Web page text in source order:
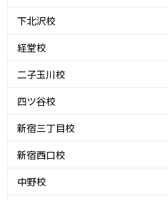
下北沢校
経堂校
二子玉川校
四ツ谷校
新宿三丁目校
新宿西口校
中野校